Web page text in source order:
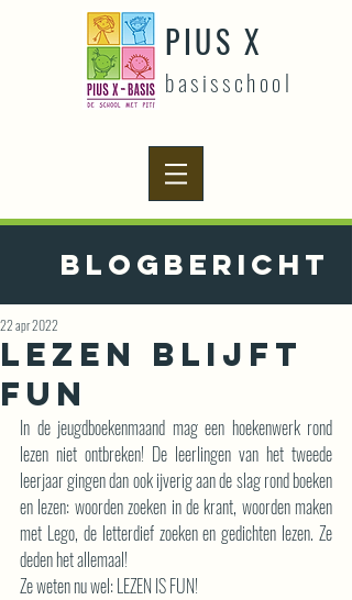
PIUS X
basisschool
Blogbericht
Lezen blijft
FUN
22 apr 2022
In de jeugdboekenmaand mag een hoekenwerk rond
lezen niet ontbreken! De leerlingen van het tweede
leerjaar gingen dan ook ijverig aan de slag rond boeken
en lezen: woorden zoeken in de krant, woorden maken
met Lego, de letterdief zoeken en gedichten lezen. Ze
deden het allemaal!
Ze weten nu wel: LEZEN IS FUN!